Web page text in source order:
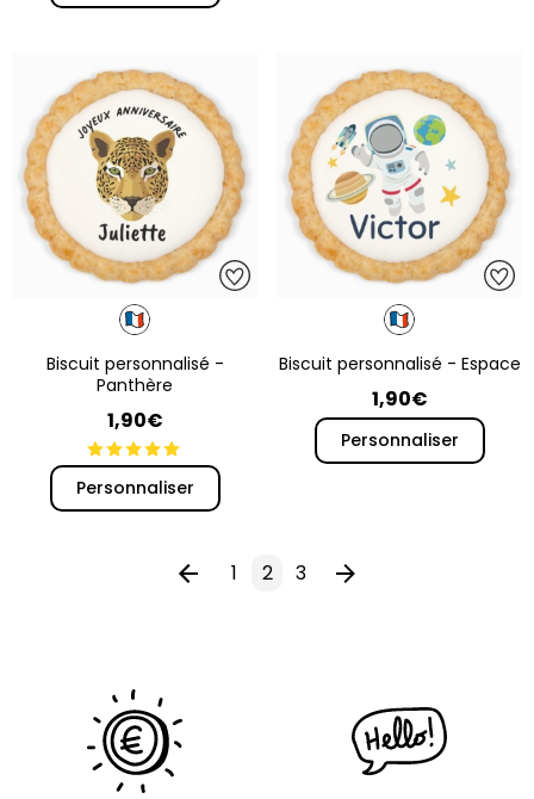
Biscuit personnalisé -
Panthère
1,90€
Personnaliser
Biscuit personnalisé - Espace
1,90€
Personnaliser
1 2 3